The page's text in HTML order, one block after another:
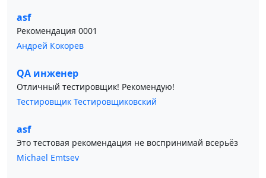
asf
Рекомендация 0001
Андрей Кокорев
QA инженер
Отличный тестировщик! Рекомендую!
Тестировщик Тестировщиковский
asf
Это тестовая рекомендация не воспринимай всерьёз
Michael Emtsev